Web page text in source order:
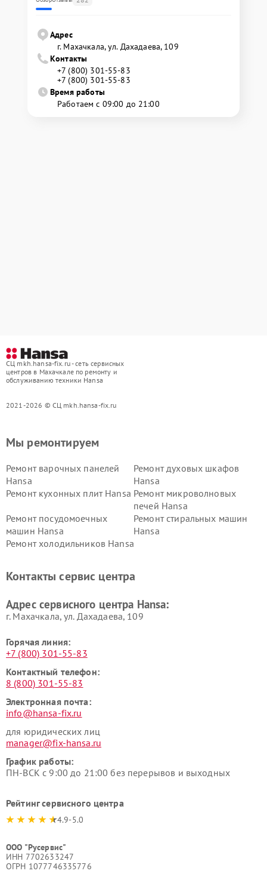
Адрес
г. Махачкала, ул. Дахадаева, 109
Контакты
+7 (800) 301-55-83
+7 (800) 301-55-83
Время работы
Работаем с 09:00 до 21:00
СЦ mkh.hansa-fix.ru - сеть сервисных
центров в Махачкале по ремонту и
обслуживанию техники Hansa
2021-2026 © СЦ mkh.hansa-fix.ru
Мы ремонтируем
Ремонт варочных панелей
Hansa
Ремонт духовых шкафов
Hansa
Ремонт кухонных плит Hansa Ремонт микроволновых
печей Hansa
Ремонт посудомоечных
машин Hansa
Ремонт стиральных машин
Hansa
Ремонт холодильников Hansa
Контакты сервис центра
Адрес сервисного центра Hansa:
г. Махачкала, ул. Дахадаева, 109
Горячая линия:
+7 (800) 301-55-83
Контактный телефон:
8 (800) 301-55-83
Электронная почта:
info@hansa-fix.ru
для юридических лиц
manager@fix-hansa.ru
График работы:
ПН-ВСК с 9:00 до 21:00 без перерывов и выходных
Рейтинг сервисного центра
4.9-5.0
ООО "Русервис"
ИНН 7702633247
ОГРН 1077746335776